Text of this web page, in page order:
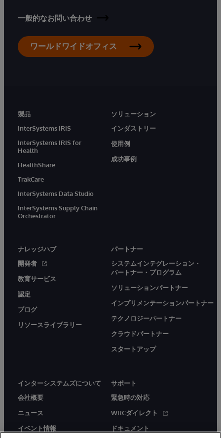
一般的なお問い合わせ
ワールドワイドオフィス
製品
InterSystems IRIS
InterSystems IRIS for
Health
HealthShare
TrakCare
InterSystems Data Studio
InterSystems Supply Chain
Orchestrator
ソリューション
インダストリー
使用例
成功事例
ナレッジハブ
開発者
教育サービス
認定
ブログ
リソースライブラリー
パートナー
システムインテグレーション・
パートナー・プログラム
ソリューションパートナー
インプリメンテーションパートナー
テクノロジーパートナー
クラウドパートナー
スタートアップ
インターシステムズについて
会社概要
ニュース
イベント情報
サポート
緊急時の対応
WRCダイレクト
ドキュメント